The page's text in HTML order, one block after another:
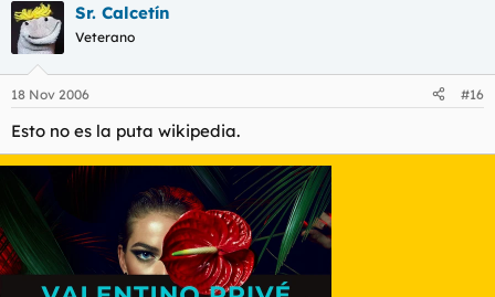
Sr. Calcetín
Veterano
18 Nov 2006 #16
Esto no es la puta wikipedia.